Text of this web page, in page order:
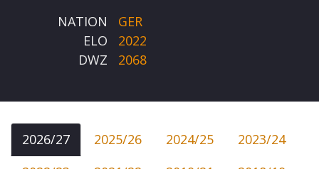
NATION
GER
ELO
2022
DWZ
2068
2026/27 2025/26 2024/25
2023/24